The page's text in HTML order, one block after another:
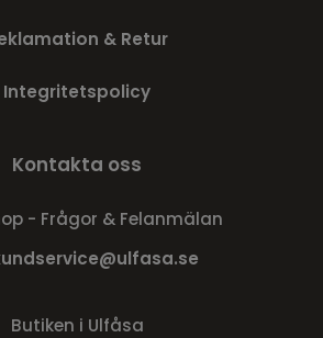
& Retur
Integritetspolicy
Kontakta oss
- Frågor & Felanmälan
Butiken i Ulfåsa